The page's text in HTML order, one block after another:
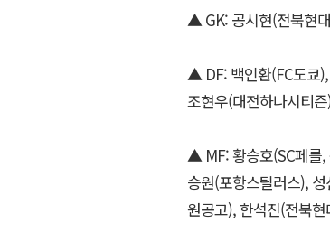
▲ GK: 공시현(전북현
▲ DF: 백인환(FC도쿄),
조현우(대전하나시티
▲ MF: 황승호(SC페를,
승원(포항스틸러스),
원공고), 한석진(전북